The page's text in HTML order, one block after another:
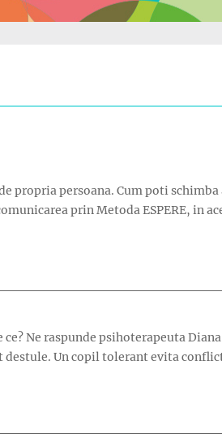
persoana. Cum poti
prin Metoda ESPERE, in
Ne raspunde psihoterapeuta
Un copil tolerant evita